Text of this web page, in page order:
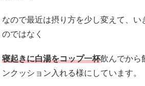
なので最近は摂り方を少し変えて、い
のではなく
寝起きに白湯をコップ一杯飲んでから
ンクッション入れる様にしています。